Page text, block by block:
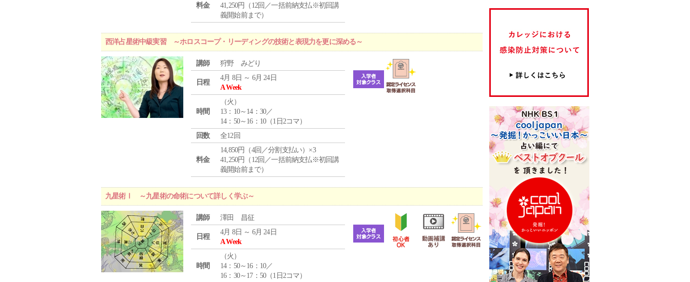
料金
41,250円（12回／一括前納支払※初回講
義開始前まで）
西洋占星術中級実習 ～ホロスコープ・リーディングの技術と表現力を更に深める～
講師 狩野 みどり
日程
4月 8日 ～ 6月 24日
A Week
時間
（火 ）
13：10～14：30／
14：50～16：10（1日2コマ）
回数
全12回
料金
14,850円（4回／分割支払い）×3
41,250円（12回／一括前納支払※初回講
義開始前まで）
九星術Ⅰ ～九星術の命術について詳しく学ぶ～
講師 澤田 昌征
日程
4月 8日 ～ 6月 24日
A Week
時間
（火 ）
14：50～16：10／
16：30～17：50（1日2コマ）